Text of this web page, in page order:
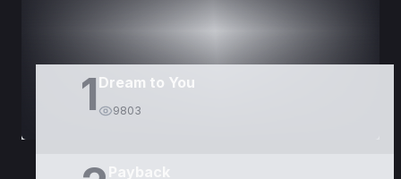
1 Dream to You
9803